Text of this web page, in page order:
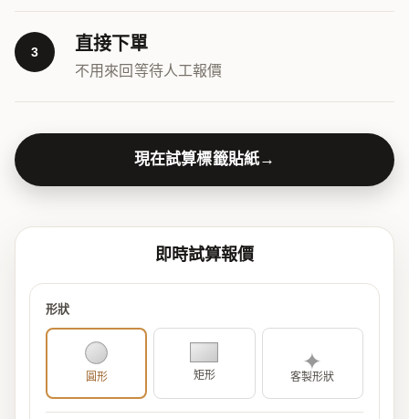
3 直接下單
不用來回等待人工報價
現在試算標籤貼紙→
即時試算報價
形狀
圓形 矩形
✦
客製形狀